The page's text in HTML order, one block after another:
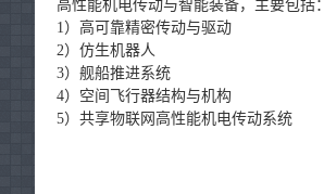
高性能机电传动与智能装备，主要包括：
1）高可靠精密传动与驱动
2）仿生机器人
3）舰船推进系统
4）空间飞行器结构与机构
5）共享物联网高性能机电传动系统